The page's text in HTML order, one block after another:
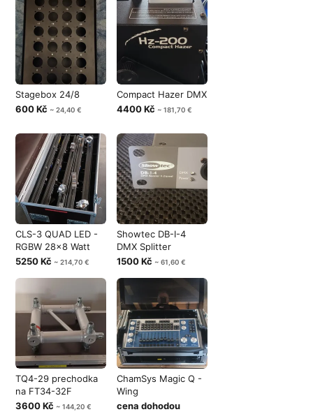
Stagebox 24/8
600 Kč ~ 24,40 €
Compact Hazer DMX
4400 Kč ~ 181,70 €
CLS-3 QUAD LED -
RGBW 28x8 Watt
5250 Kč ~ 214,70 €
Showtec DB-I-4
DMX Splitter
1500 Kč ~ 61,60 €
TQ4-29 prechodka
na FT34-32F
3600 Kč ~ 144,20 €
ChamSys Magic Q -
Wing
cena dohodou